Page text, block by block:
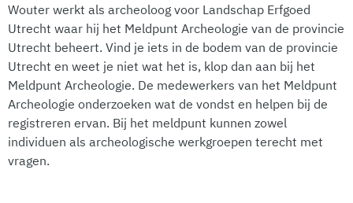
Wouter werkt als archeoloog voor Landschap Erfgoed
Utrecht waar hij het Meldpunt Archeologie van de provincie
Utrecht beheert. Vind je iets in de bodem van de provincie
Utrecht en weet je niet wat het is, klop dan aan bij het
Meldpunt Archeologie. De medewerkers van het Meldpunt
Archeologie onderzoeken wat de vondst en helpen bij de
registreren ervan. Bij het meldpunt kunnen zowel
individuen als archeologische werkgroepen terecht met
vragen.